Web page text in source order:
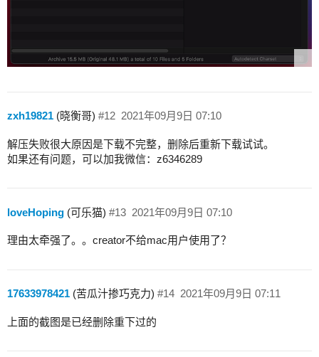
zxh19821 (晓衡哥) 2021年09月9日 07:10
#12
解压失败很大原因是下载不完整，删除后重新下载试试。
如果还有问题，可以加我微信：z6346289
loveHoping (可乐猫) 2021年09月9日 07:10
#13
理由太牵强了。。creator不给mac用户使用了？
17633978421 (苦瓜汁掺巧克力) 2021年09月9日 07:11
#14
上面的截图是已经删除重下过的